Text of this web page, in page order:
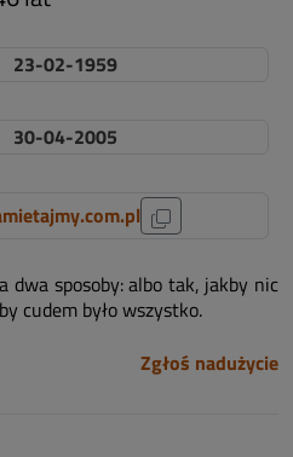
23-02-1959
30-04-2005
dwa sposoby: albo tak, jakby nic
cudem było wszystko.
Zgłoś nadużycie